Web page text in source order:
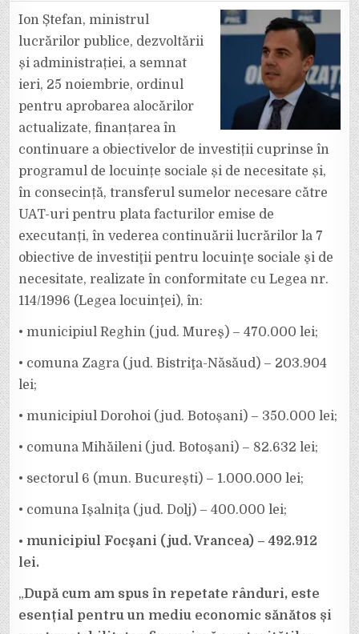
ALOCATE
DE
MINISTERUL
LUCRĂRILOR
PUBLICE,
DEZVOLTĂRII
ȘI
ADMINISTRAȚIEI,
PENTRU
”BLOCUL
ONASIS”
Ion Ștefan, ministrul
lucrărilor publice, dezvoltării
și administrației, a semnat
ieri, 25 noiembrie, ordinul
pentru aprobarea alocărilor
actualizate, finanțarea în
continuare a obiectivelor de investiții cuprinse în
programul de locuințe sociale și de necesitate și,
în consecință, transferul sumelor necesare către
UAT-uri pentru plata facturilor emise de
executanți, în vederea continuării lucrărilor la 7
obiective de investiţii pentru locuinţe sociale şi de
necesitate, realizate în conformitate cu Legea nr.
114/1996 (Legea locuinţei), în:
• municipiul Reghin (jud. Mureş) – 470.000 lei;
• comuna Zagra (jud. Bistriţa-Năsăud) – 203.904
lei;
• municipiul Dorohoi (jud. Botoşani) – 350.000 lei;
• comuna Mihăileni (jud. Botoşani) – 82.632 lei;
• sectorul 6 (mun. Bucureşti) – 1.000.000 lei;
• comuna Işalniţa (jud. Dolj) – 400.000 lei;
• municipiul Focşani (jud. Vrancea) – 492.912
lei.
„După cum am spus în repetate rânduri, este
esențial pentru un mediu economic sănătos și